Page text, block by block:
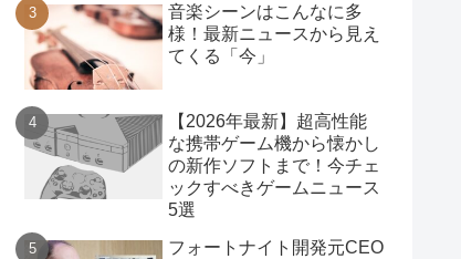
音楽シーンはこんなに多
様！最新ニュースから見え
てくる「今」
【2026年最新】超高性能
な携帯ゲーム機から懐かし
の新作ソフトまで！今チェ
ックすべきゲームニュース
5選
フォートナイト開発元CEO